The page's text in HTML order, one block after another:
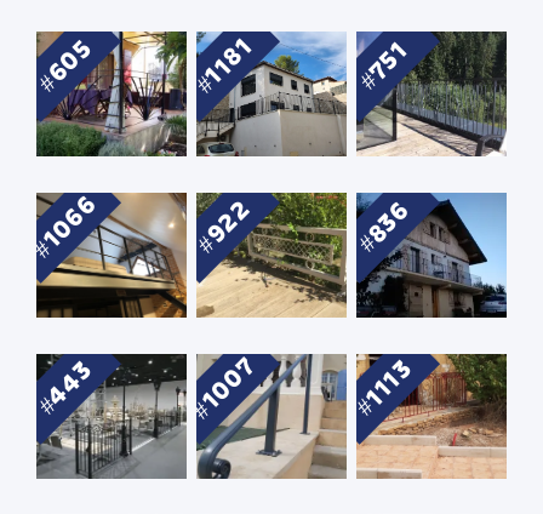
605 1181 751
1066 922 836
443 1007 1113